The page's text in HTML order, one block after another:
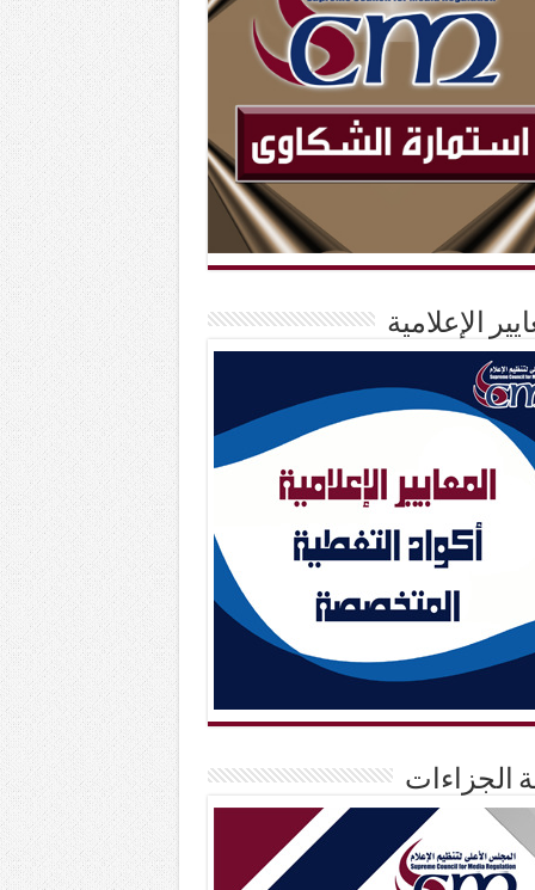
الإعلامية
الجزاءات